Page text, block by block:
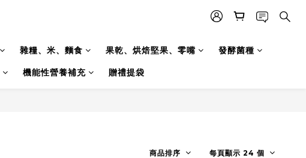
雜糧、米、麵食 果乾、烘焙堅果、零嘴 發酵菌種
機能性營養補充 贈禮提袋
商品排序 每頁顯示 24 個